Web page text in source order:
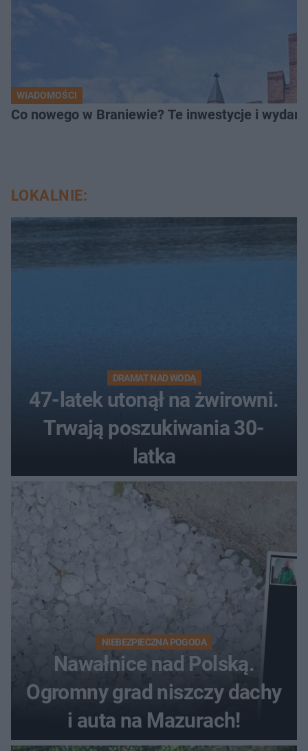
WIADOMOŚCI
Co nowego w Braniewie? Te inwestycje i
LOKALNIE:
DRAMAT NAD WODĄ
47-latek utonął na żwirowni.
Trwają poszukiwania 30-
latka
NIEBEZPIECZNA POGODA
Nawałnice nad Polską.
Ogromny grad niszczy dachy
i auta na Mazurach!